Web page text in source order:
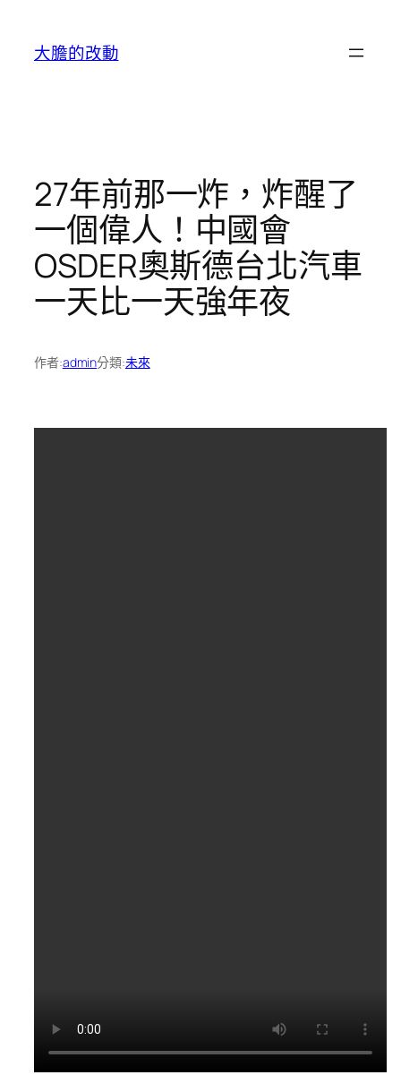
大膽的改動
27年前那一炸，炸醒了
一個偉人！中國會
OSDER奧斯德台北汽車
一天比一天強年夜
作者:admin分類:未來